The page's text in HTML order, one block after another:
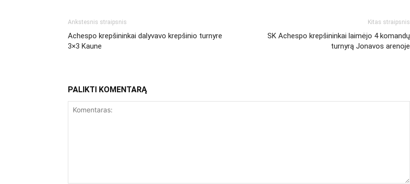
Ankstesnis straipsnis
Achespo krepšininkai dalyvavo krepšinio turnyre
3×3 Kaune
Kitas straipsnis
SK Achespo krepšininkai laimėjo 4 komandų
turnyrą Jonavos arenoje
PALIKTI KOMENTARĄ